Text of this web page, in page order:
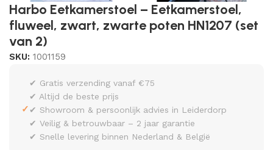
Harbo Eetkamerstoel – Eetkamerstoel,
fluweel, zwart, zwarte poten HN1207 (set
van 2)
SKU: 1001159
✓
✔ Gratis verzending vanaf €75
✔ Altijd de beste prijs
✔ Showroom & persoonlijk advies in Leiderdorp
✔ Veilig & betrouwbaar – 2 jaar garantie
✔ Snelle levering binnen Nederland & België